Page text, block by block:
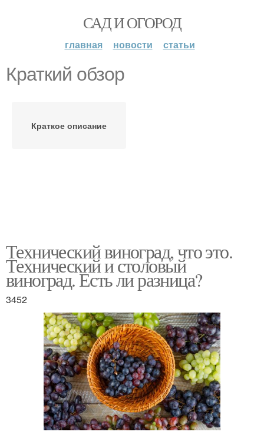
САД И ОГОРОД
главная новости статьи
Краткий обзор
Краткое описание
Технический виноград, что это.
Технический и столовый
виноград. Есть ли разница?
3452